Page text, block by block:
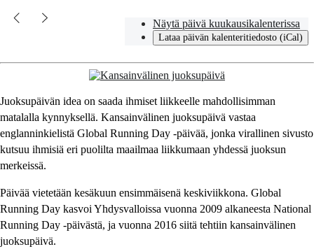
Näytä päivä kuukausikalenterissa
Lataa päivän kalenteritiedosto (iCal)
Juoksupäivän idea on saada ihmiset liikkeelle mahdollisimman
matalalla kynnyksellä. Kansainvälinen juoksupäivä vastaa
englanninkielistä Global Running Day -päivää, jonka virallinen sivusto
kutsuu ihmisiä eri puolilta maailmaa liikkumaan yhdessä juoksun
merkeissä.
Päivää vietetään kesäkuun ensimmäisenä keskiviikkona. Global
Running Day kasvoi Yhdysvalloissa vuonna 2009 alkaneesta National
Running Day -päivästä, ja vuonna 2016 siitä tehtiin kansainvälinen
juoksupäivä.